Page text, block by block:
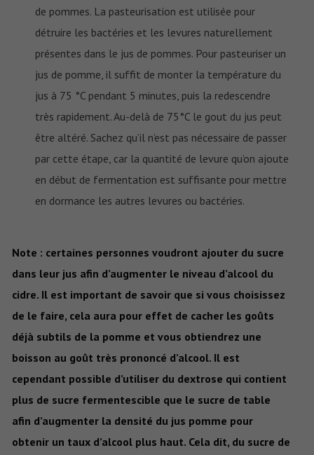
de pommes. La pasteurisation est utilisée pour
détruire les bactéries et les levures naturellement
présentes dans le jus de pommes. Pour pasteuriser un
jus de pomme, il suffit de monter la température du
jus à 75 °C pendant 5 minutes, puis la redescendre
très rapidement. Au-delà de 75°C le gout du jus peut
être altéré. Sachez qu’il n’est pas nécessaire de passer
par cette étape, car la quantité de levure qu’on ajoute
en début de fermentation est suffisante pour mettre
en dormance les autres levures ou bactéries.
Note : certaines personnes voudront ajouter du sucre
dans leur jus afin d’augmenter le niveau d’alcool du
cidre. Il est important de savoir que si vous choisissez
de le faire, cela aura pour effet de cacher les goûts
déjà subtils de la pomme et vous obtiendrez une
boisson au goût très prononcé d’alcool. Il est
cependant possible d’utiliser du dextrose qui contient
plus de sucre fermentescible que le sucre de table
afin d’augmenter la densité du jus pomme pour
obtenir un taux d’alcool plus haut. Cela dit, du sucre de